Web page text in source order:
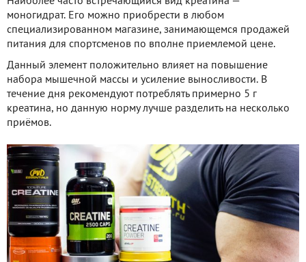
моногидрат. Его можно приобрести в любом
специализированном магазине, занимающемся продажей
питания для спортсменов по вполне приемлемой цене.
Данный элемент положительно влияет на повышение
набора мышечной массы и усиление выносливости. В
течение дня рекомендуют потреблять примерно 5 г
креатина, но данную норму лучше разделить на несколько
приёмов.